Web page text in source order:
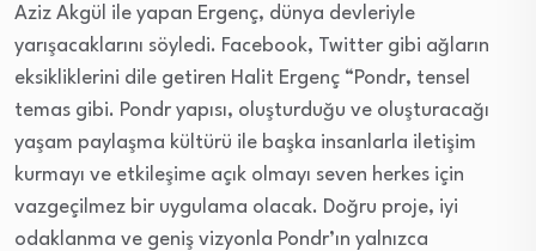
Aziz Akgül ile yapan Ergenç, dünya devleriyle
yarışacaklarını söyledi. Facebook, Twitter gibi ağların
eksikliklerini dile getiren Halit Ergenç “Pondr, tensel
temas gibi. Pondr yapısı, oluşturduğu ve oluşturacağı
yaşam paylaşma kültürü ile başka insanlarla iletişim
kurmayı ve etkileşime açık olmayı seven herkes için
vazgeçilmez bir uygulama olacak. Doğru proje, iyi
odaklanma ve geniş vizyonla Pondr’ın yalnızca